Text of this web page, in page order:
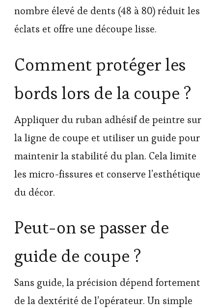
nombre élevé de dents (48 à 80) réduit les
éclats et offre une découpe lisse.
Comment protéger les
bords lors de la coupe ?
Appliquer du ruban adhésif de peintre sur
la ligne de coupe et utiliser un guide pour
maintenir la stabilité du plan. Cela limite
les micro-fissures et conserve l’esthétique
du décor.
Peut-on se passer de
guide de coupe ?
Sans guide, la précision dépend fortement
de la dextérité de l’opérateur. Un simple